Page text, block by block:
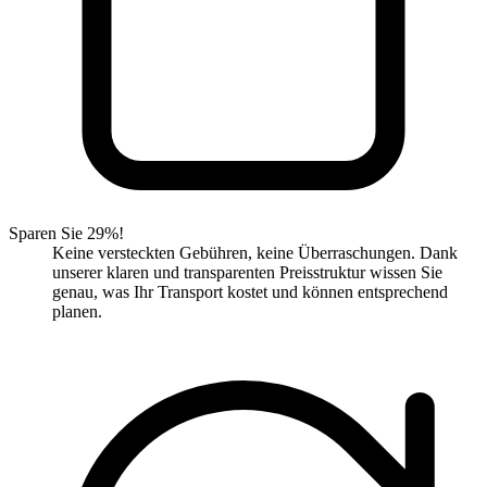
Sparen Sie 29%!
Keine versteckten Gebühren, keine Überraschungen. Dank
unserer klaren und transparenten Preisstruktur wissen Sie
genau, was Ihr Transport kostet und können entsprechend
planen.